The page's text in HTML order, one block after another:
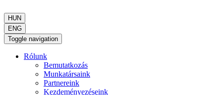
HUN
ENG
Toggle navigation
Rólunk
Bemutatkozás
Munkatársaink
Partnereink
Kezdeményezéseink